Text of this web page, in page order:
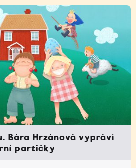
Bára Hrzánová vypráví
partičky